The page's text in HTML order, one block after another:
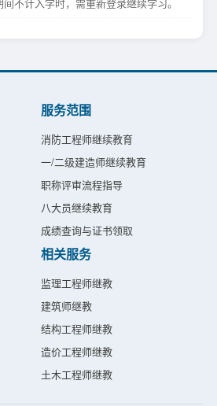
服务范围
消防工程师继续教育
一/二级建造师继续教育
职称评审流程指导
八大员继续教育
成绩查询与证书领取
相关服务
监理工程师继教
建筑师继教
结构工程师继教
造价工程师继教
土木工程师继教